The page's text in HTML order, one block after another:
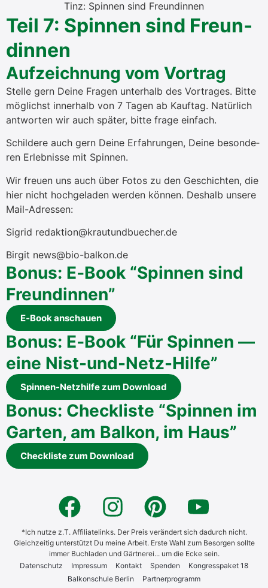
Teil 7: Spin­nen sind Freun­
din­nen
Auf­zeich­nung vom Vor­trag
Stel­le gern Dei­ne Fra­gen unter­halb des Vor­tra­ges. Bit­te
mög­lichst inner­halb von 7 Tagen ab Kauft­ag. Natür­lich
ant­wor­ten wir auch spä­ter, bit­te fra­ge ein­fach.
Schil­de­re auch gern Dei­ne Erfah­run­gen, Dei­ne beson­de­
ren Erleb­nis­se mit Spin­nen.
Wir freu­en uns auch über Fotos zu den Geschich­ten, die
hier nicht hoch­ge­la­den wer­den kön­nen. Des­halb unse­re
Mail-Adres­sen:
Sig­rid redaktion@krautundbuecher.de
Bir­git news@bio-balkon.de
Bonus: E‑Book “Spin­nen sind
Freun­din­nen”
E‑Book anschau­en
Bonus: E‑Book “Für Spin­nen —
eine Nist-und-Netz-Hil­fe”
Spin­nen-Netz­hil­fe zum Down­load
Bonus: Check­lis­te “Spin­nen im
Gar­ten, am Bal­kon, im Haus”
Check­lis­te zum Down­load
*Ich nutze z.T. Affiliatelinks. Der Preis verändert sich dadurch nicht.
Gleichzeitig unterstützt Du meine Arbeit. Erste Wahl zum Besorgen sollte
immer Buchladen und Gärtnerei... um die Ecke sein.
Daten­schutz
Impres­sum Kon­takt Spen­den
Kon­gress­pa­ket 18
Bal­kon­schu­le Ber­lin
Part­ner­pro­gramm